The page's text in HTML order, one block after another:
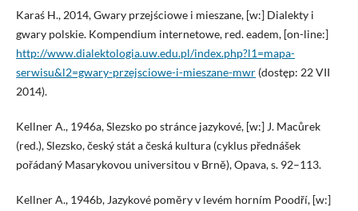
Karaś H., 2014, Gwary przejściowe i mieszane, [w:] Dialekty i
gwary polskie. Kompendium internetowe, red. eadem, [on-line:]
http://www.dialektologia.uw.edu.pl/index.php?l1=mapa-
serwisu&l2=gwary-przejsciowe-i-mieszane-mwr(dostęp: 22 VII
2014).
Kellner A., 1946a, Slezsko po stránce jazykové, [w:] J. Macůrek
(red.), Slezsko, český stát a česká kultura (cyklus přednášek
pořádaný Masarykovou universitou v Brně), Opava, s. 92–113.
Kellner A., 1946b, Jazykové poměry v levém horním Poodří, [w:]